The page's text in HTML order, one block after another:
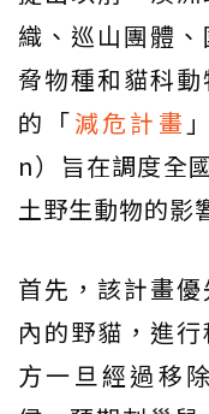
織、巡山團體
脅物種和貓科
的「減危計畫
n）旨在調度全
土野生動物的影
首先，該計畫
內的野貓，進
方一旦經過移